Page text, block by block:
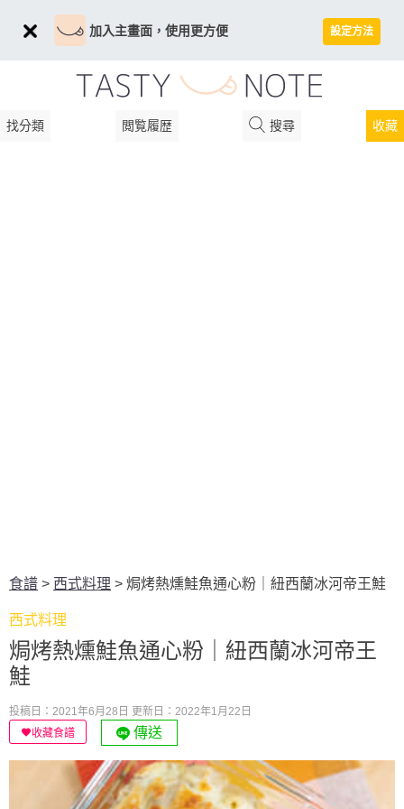
加入主畫面，使用更方便 設定方法
找分類 閲覧履歴 搜尋 收藏
食譜 > 西式料理 > 焗烤熱燻鮭魚通心粉｜紐西蘭冰河帝王鮭
西式料理
焗烤熱燻鮭魚通心粉｜紐西蘭冰河帝王
鮭
投稿日：2021年6月28日 更新日：2022年1月22日
收藏食譜
傳送